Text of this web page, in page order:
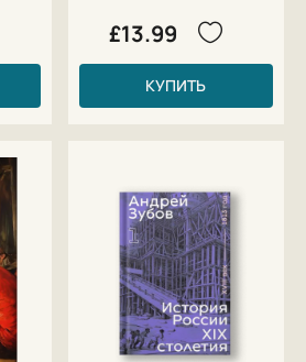
£13.99
КУПИТЬ